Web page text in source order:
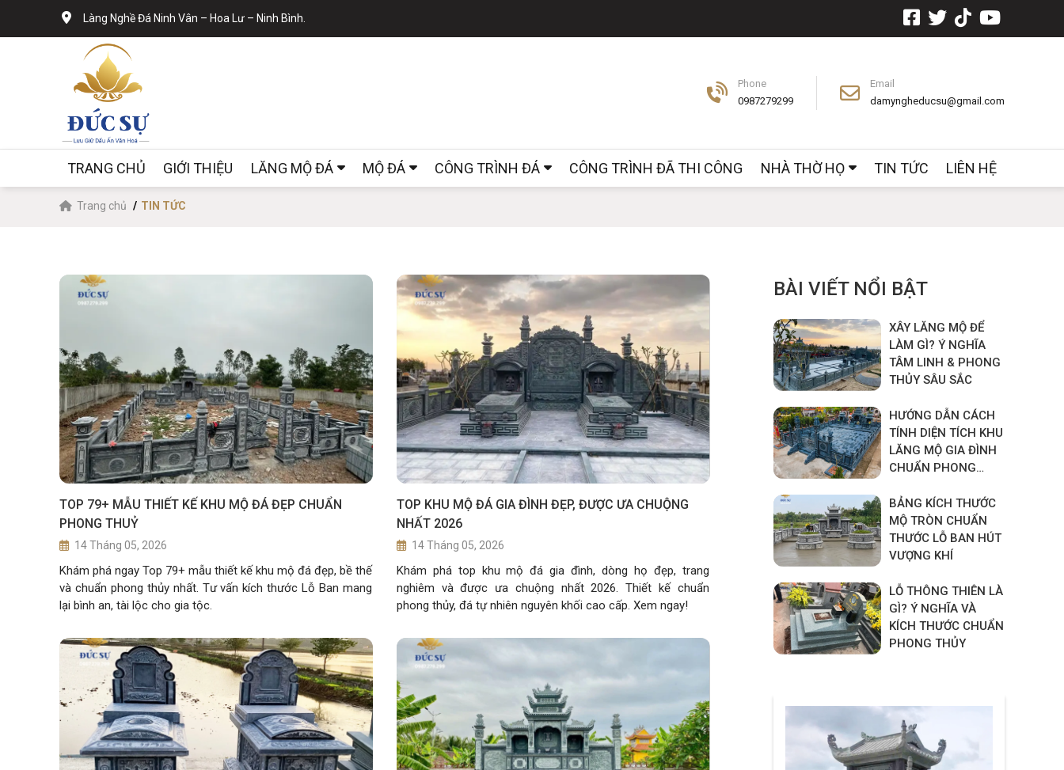
Làng Nghề Đá Ninh Vân – Hoa Lư – Ninh Bình.
Phone
0987279299
Email
damyngheducsu@gmail.com
TRANG CHỦ GIỚI THIỆU LĂNG MỘ ĐÁ MỘ ĐÁ CÔNG TRÌNH ĐÁ CÔNG TRÌNH ĐÃ THI CÔNG NHÀ THỜ HỌ TIN TỨC LIÊN HỆ
Trang chủ TIN TỨC
TOP 79+ MẪU THIẾT KẾ KHU MỘ ĐÁ ĐẸP CHUẨN
PHONG THUỶ
14 Tháng 05, 2026
Khám phá ngay Top 79+ mẫu thiết kế khu mộ đá đẹp, bề thế
và chuẩn phong thủy nhất. Tư vấn kích thước Lỗ Ban mang
lại bình an, tài lộc cho gia tộc.
TOP KHU MỘ ĐÁ GIA ĐÌNH ĐẸP, ĐƯỢC ƯA CHUỘNG
NHẤT 2026
14 Tháng 05, 2026
Khám phá top khu mộ đá gia đình, dòng họ đẹp, trang
nghiêm và được ưa chuộng nhất 2026. Thiết kế chuẩn
phong thủy, đá tự nhiên nguyên khối cao cấp. Xem ngay!
BÀI VIẾT NỔI BẬT
XÂY LĂNG MỘ ĐỂ
LÀM GÌ? Ý NGHĨA
TÂM LINH & PHONG
THỦY SÂU SẮC
HƯỚNG DẪN CÁCH
TÍNH DIỆN TÍCH KHU
LĂNG MỘ GIA ĐÌNH
CHUẨN PHONG
BẢNG KÍCH THƯỚC
MỘ TRÒN CHUẨN
THƯỚC LỖ BAN HÚT
VƯỢNG KHÍ
LỖ THÔNG THIÊN LÀ
GÌ? Ý NGHĨA VÀ
KÍCH THƯỚC CHUẨN
PHONG THỦY